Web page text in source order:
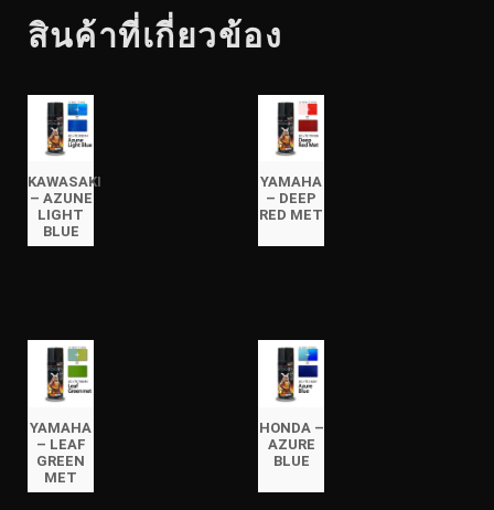
สินค้าที่เกี่ยวข้อง
KAWASAKI
– AZUNE
LIGHT
BLUE
YAMAHA
– DEEP
RED MET
YAMAHA
– LEAF
GREEN
MET
HONDA –
AZURE
BLUE